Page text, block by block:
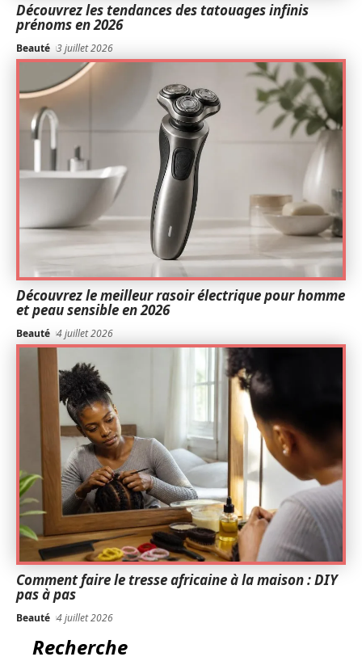
Découvrez les tendances des tatouages infinis
prénoms en 2026
Beauté 3 juillet 2026
Découvrez le meilleur rasoir électrique pour homme
et peau sensible en 2026
Beauté 4 juillet 2026
Comment faire le tresse africaine à la maison : DIY
pas à pas
Beauté 4 juillet 2026
Recherche